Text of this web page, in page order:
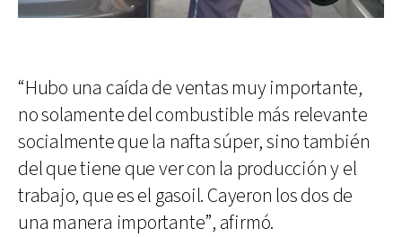
“Hubo una caída de ventas muy importante,
no solamente del combustible más relevante
socialmente que la nafta súper, sino también
del que tiene que ver con la producción y el
trabajo, que es el gasoil. Cayeron los dos de
una manera importante”, afirmó.